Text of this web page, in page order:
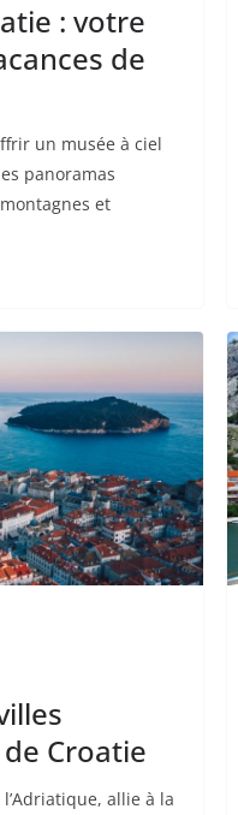
: votre
de
un musée à ciel
panoramas
et
Croatie
allie à la